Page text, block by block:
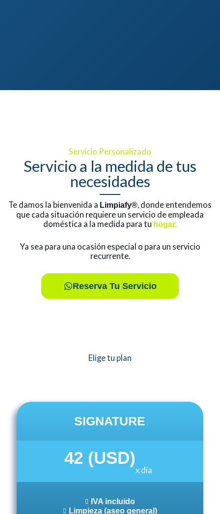
Servicio Personalizado
Servicio a la medida de tus
necesidades
Te damos la bienvenida a Limpiafy®, donde entendemos
que cada situación requiere un servicio de empleada
doméstica a la medida para tu hogar.
Ya sea para una ocasión especial o para un servicio
recurrente.
Reserva Tu Servicio
Elige tu plan
SIGNATURE
42 (USD)
x día
IVA incluido
Limpieza (aseo general)